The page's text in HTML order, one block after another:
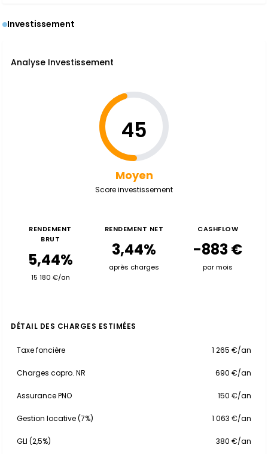
Investissement
Analyse Investissement
45
Moyen
Score investissement
RENDEMENT
BRUT
5,44%
15 180 €/an
RENDEMENT NET
3,44%
après charges
CASHFLOW
-883 €
par mois
DÉTAIL DES CHARGES ESTIMÉES
Taxe foncière 1 265 €/an
Charges copro. NR 690 €/an
Assurance PNO 150 €/an
Gestion locative (7%) 1 063 €/an
GLI (2,5%) 380 €/an